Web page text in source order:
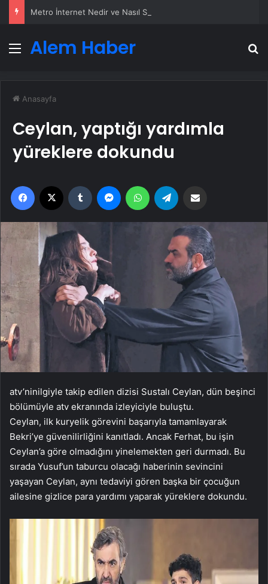
Metro İnternet Nedir ve Nasıl Seçilir
MenüAlem Haber
Anasayfa
Ceylan, yaptığı yardımla
yüreklere dokundu
Facebook Tumblr MessengerWhatsApp
atv’ninilgiyle takip edilen dizisi Sustalı Ceylan, dün beşinci
bölümüyle atv ekranında izleyiciyle buluştu.
Ceylan, ilk kuryelik görevini başarıyla tamamlayarak
Bekri’ye güvenilirliğini kanıtladı. Ancak Ferhat, bu işin
Ceylan’a göre olmadığını yinelemekten geri durmadı. Bu
sırada Yusuf’un taburcu olacağı haberinin sevincini
yaşayan Ceylan, aynı tedaviyi gören başka bir çocuğun
ailesine gizlice para yardımı yaparak yüreklere dokundu.